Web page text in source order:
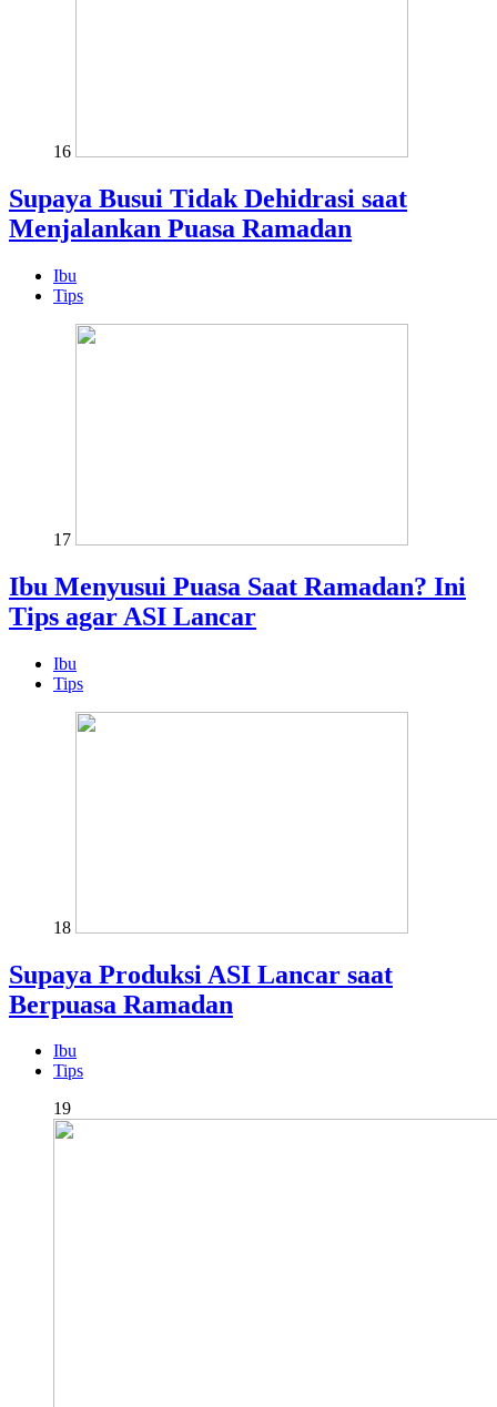
16
Supaya Busui Tidak Dehidrasi saat
Menjalankan Puasa Ramadan
Ibu
Tips
17
Ibu Menyusui Puasa Saat Ramadan? Ini
Tips agar ASI Lancar
Ibu
Tips
18
Supaya Produksi ASI Lancar saat
Berpuasa Ramadan
Ibu
Tips
19